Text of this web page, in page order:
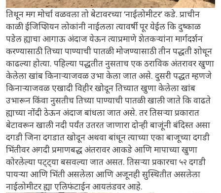
तिथून मग मोर्चा वळवला तो बेटावरच्या ‘नाईलोमीटर’ कडे. प्राचीन
काळी ईजिप्शियन लोकांनी नाईलला त्यावर्षी पूर येईल कि दुष्काळ
पडेल ह्याचा आगाऊ अंदाज येऊन त्याप्रमाणे शेतकऱ्यांना मार्गदर्शन
करण्यासाठी तिच्या पाण्याची पातळी मोजण्यासाठी तीन पद्धती शोधून
काढल्या होत्या. पहिल्या पद्धतीत नुसताच एक ठराविक अंतरावर खुणा
केलेला खांब किनाऱ्याजवळ उभा केला जात असे. दुसरी पद्धत म्हणजे
किनाऱ्याजवळ एखादी विहीर खोदून तिच्यात खुणा केलेला खांब
उभारून किंवा नुसतीच तिच्या पाण्याची पातळी खाली जाते कि वाढते
ह्याच्या नोंदी ठेऊन अंदाज बांधला जात असे. तर तिसऱ्या प्रकारात
बेटावरून खाली नदी पर्यंत उतरत जाणारा दोन्ही बाजूंनी बंदिस्त असा
दगडी जिना दगडात खोदून अथवा बांधून त्याच्या एका बाजूच्या दगडी
भिंतीवर अगदी प्रमाणबद्ध अंतरावर आकडे आणि मापाच्या खुणा
कोरलेल्या पट्ट्या बसवल्या जात असत. तिसऱ्या प्रकारचा ५२ दगडी
पायऱ्या आणि भिंती असलेला आणि अजूनही सुस्थितीत असलेला
नाईलोमीटर ह्या एलिफंटाईन आयलंडवर आहे.